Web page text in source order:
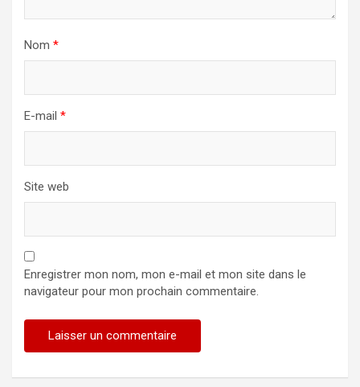
Nom *
E-mail *
Site web
Enregistrer mon nom, mon e-mail et mon site dans le
navigateur pour mon prochain commentaire.